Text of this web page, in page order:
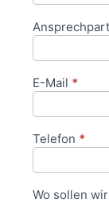
E-Mail *
Telefon *
Wo sollen